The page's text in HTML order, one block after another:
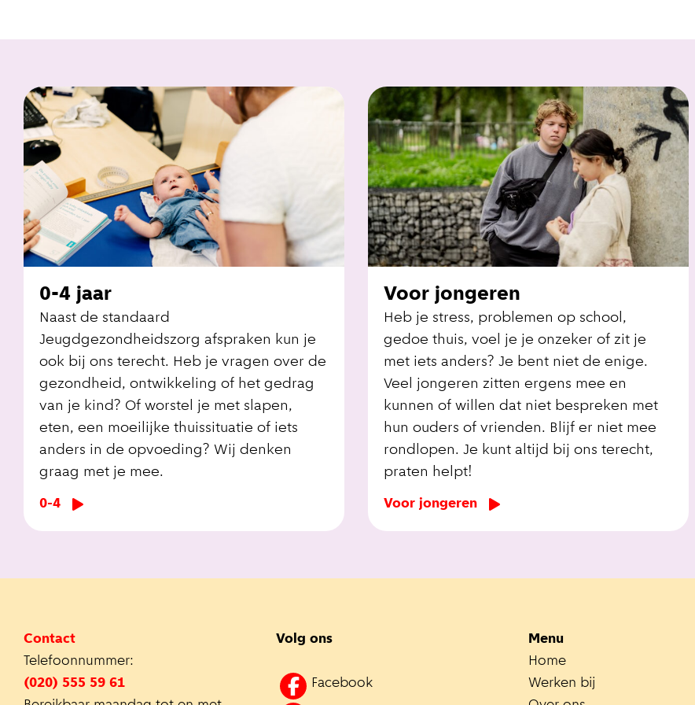
0-4 jaar
Naast de standaard
Jeugdgezondheidszorg afspraken kun je
ook bij ons terecht. Heb je vragen over de
gezondheid, ontwikkeling of het gedrag
van je kind? Of worstel je met slapen,
eten, een moeilijke thuissituatie of iets
anders in de opvoeding? Wij denken
graag met je mee.
0-4
Voor jongeren
Heb je stress, problemen op school,
gedoe thuis, voel je je onzeker of zit je
met iets anders? Je bent niet de enige.
Veel jongeren zitten ergens mee en
kunnen of willen dat niet bespreken met
hun ouders of vrienden. Blijf er niet mee
rondlopen. Je kunt altijd bij ons terecht,
praten helpt!
Voor jongeren
Contact
Telefoonnummer:
(020) 555 59 61
Volg ons
Facebook
Menu
Home
Werken bij